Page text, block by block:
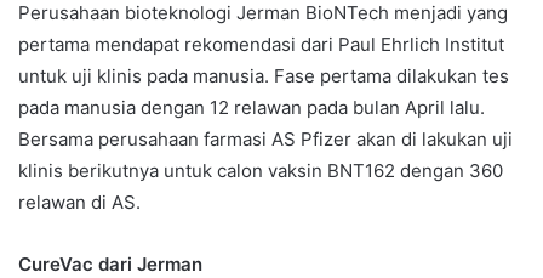
Perusahaan bioteknologi Jerman BioNTech menjadi yang
pertama mendapat rekomendasi dari Paul Ehrlich Institut
untuk uji klinis pada manusia. Fase pertama dilakukan tes
pada manusia dengan 12 relawan pada bulan April lalu.
Bersama perusahaan farmasi AS Pfizer akan di lakukan uji
klinis berikutnya untuk calon vaksin BNT162 dengan 360
relawan di AS.
CureVac dari Jerman